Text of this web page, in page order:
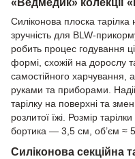
Силіконова плоска
зручність для BLW-
робить процес годування
формі, схожій на дорослу
самостійного харчування, а
руками та приборами.
тарілку на поверхні та
розлитої їжі. Розмір
бортика — 3,5 см, об’єм ≈
Силіконова секційна